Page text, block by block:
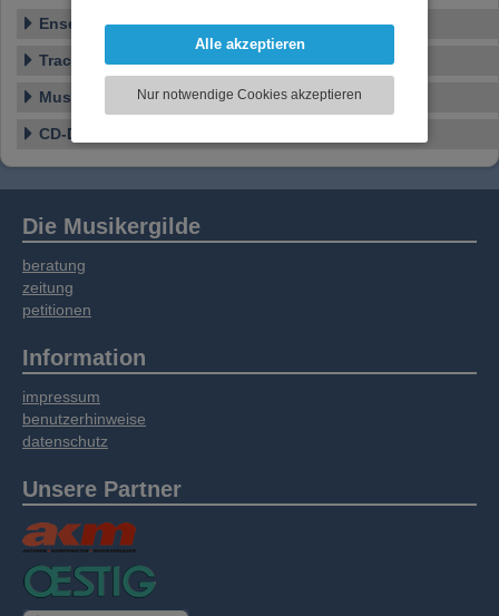
Funktionen für soziale Medien anbieten zu
zu analysieren. Dabei werden ggf.
Informationen zu Ihrer Verwendung unserer
soziale Medien, Werbung und Analysen
weitergegeben. Unsere Partner führen diese
Informationen möglicherweise mit weiteren
Daten zusammen, die Sie bereitgestellt haben
oder die sie im Rahmen Ihrer Nutzung der
Alle akzeptieren
Nur notwendige Cookies akzeptieren
Ensemble
Tracklist
Musikstil
CD-Details
Die Musikergilde
beratung
zeitung
petitionen
Information
impressum
benutzerhinweise
datenschutz
Unsere Partner